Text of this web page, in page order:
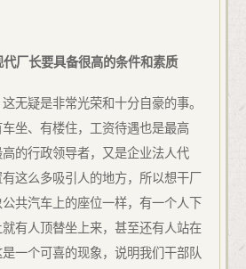
代厂长要具备很高的条件和素质
无疑是非常光荣和十分自豪的事。
坐、有楼住，工资待遇也是最高
的行政领导者，又是企业法人代
这么多吸引人的地方，所以想干厂
共汽车上的座位一样，有一个人下
就有人顶替坐上来，甚至还有人站在
一个可喜的现象，说明我们干部队